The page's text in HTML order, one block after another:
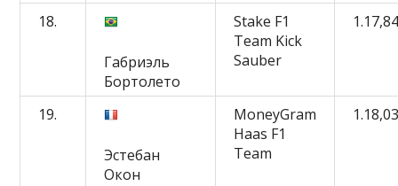
18.
Габриэль
Бортолето
Stake F1
Team Kick
Sauber
19.
Эстебан
Окон
MoneyGram
Haas F1
Team